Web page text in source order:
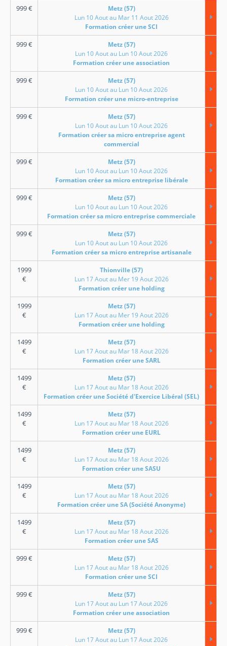
999€
Metz (57)
Lun 10 Aout au Mar 11 Aout 2026
Formation créer une SCI
999€
Metz (57)
Lun 10 Aout au Lun 10 Aout 2026
Formation créer une association
999€
Metz (57)
Lun 10 Aout au Lun 10 Aout 2026
Formation créer une micro-entreprise
999€
Metz (57)
Lun 10 Aout au Lun 10 Aout 2026
Formation créer sa micro entreprise agent
commercial
999€
Metz (57)
Lun 10 Aout au Lun 10 Aout 2026
Formation créer sa micro entreprise libérale
999€
Metz (57)
Lun 10 Aout au Lun 10 Aout 2026
Formation créer sa micro entreprise commerciale
999€
Metz (57)
Lun 10 Aout au Lun 10 Aout 2026
Formation créer sa micro entreprise artisanale
1999
€
Thionville (57)
Lun 17 Aout au Mer 19 Aout 2026
Formation créer une holding
1999
€
Metz (57)
Lun 17 Aout au Mer 19 Aout 2026
Formation créer une holding
1499
€
Metz (57)
Lun 17 Aout au Mar 18 Aout 2026
Formation créer une SARL
1499
€
Metz (57)
Lun 17 Aout au Mar 18 Aout 2026
Formation créer une Société d'Exercice Libéral (SEL)
1499
€
Metz (57)
Lun 17 Aout au Mar 18 Aout 2026
Formation créer une EURL
1499
€
Metz (57)
Lun 17 Aout au Mar 18 Aout 2026
Formation créer une SASU
1499
€
Metz (57)
Lun 17 Aout au Mar 18 Aout 2026
Formation créer une SA (Société Anonyme)
1499
€
Metz (57)
Lun 17 Aout au Mar 18 Aout 2026
Formation créer une SAS
999€
Metz (57)
Lun 17 Aout au Mar 18 Aout 2026
Formation créer une SCI
999€
Metz (57)
Lun 17 Aout au Lun 17 Aout 2026
Formation créer une association
999€
Metz (57)
Lun 17 Aout au Lun 17 Aout 2026